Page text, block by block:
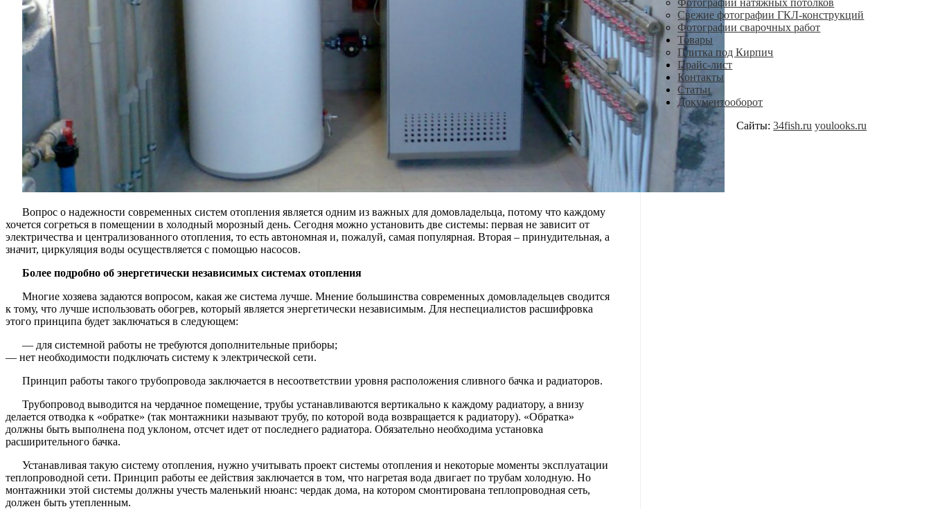
Вопрос о надежности современных систем отопления является одним из важных для домовладельца, потому что каждому
хочется согреться в помещении в холодный морозный день. Сегодня можно установить две системы: первая не зависит от
электричества и централизованного отопления, то есть автономная и, пожалуй, самая популярная. Вторая – принудительная, а
значит, циркуляция воды осуществляется с помощью насосов.
Более подробно об энергетически независимых системах отопления
Многие хозяева задаются вопросом, какая же система лучше. Мнение большинства современных домовладельцев сводится
к тому, что лучше использовать обогрев, который является энергетически независимым. Для неспециалистов расшифровка
этого принципа будет заключаться в следующем:
— для системной работы не требуются дополнительные приборы;
— нет необходимости подключать систему к электрической сети.
Принцип работы такого трубопровода заключается в несоответствии уровня расположения сливного бачка и радиаторов.
Трубопровод выводится на чердачное помещение, трубы устанавливаются вертикально к каждому радиатору, а внизу
делается отводка к «обратке» (так монтажники называют трубу, по которой вода возвращается к радиатору). «Обратка»
должны быть выполнена под уклоном, отсчет идет от последнего радиатора. Обязательно необходима установка
расширительного бачка.
Устанавливая такую систему отопления, нужно учитывать проект системы отопления и некоторые моменты эксплуатации
теплопроводной сети. Принцип работы ее действия заключается в том, что нагретая вода двигает по трубам холодную. Но
монтажники этой системы должны учесть маленький нюанс: чердак дома, на котором смонтирована теплопроводная сеть,
должен быть утепленным.
Фотографии натяжных потолков
Свежие фотографии ГКЛ-конструкций
Фотографии сварочных работ
Товары
Плитка под Кирпич
Прайс-лист
Контакты
Статьи
Документооборот
Сайты:34fish.ru youlooks.ru